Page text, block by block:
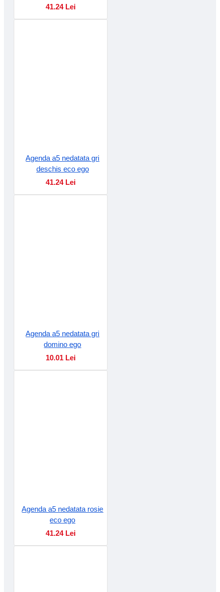
41.24 Lei
Agenda a5 nedatata gri
deschis eco ego
41.24 Lei
Agenda a5 nedatata gri
domino ego
10.01 Lei
Agenda a5 nedatata rosie
eco ego
41.24 Lei